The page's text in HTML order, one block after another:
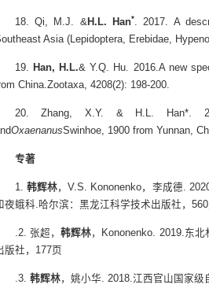
18. Qi, M.J. &H.L. Han*. 2017. A
Asia (Lepidoptera, Erebidae,
19. Han, H.L.& Y.Q. Hu. 2016.A new
China.Zootaxa, 4208(2): 198-200.
20. Zhang, X.Y. & H.L. Han*.
OxaenanusSwinhoe, 1900 from Yunnan,
专著
1. 韩辉林，V.S. Kononenko，李成德.
夜蛾科.哈尔滨：黑龙江科学技术出版社，
.2. 张超， 韩辉林，Kononenko. 2019.东
版社，177页
.3. 韩辉林，姚小华. 2018.江西官山国家级